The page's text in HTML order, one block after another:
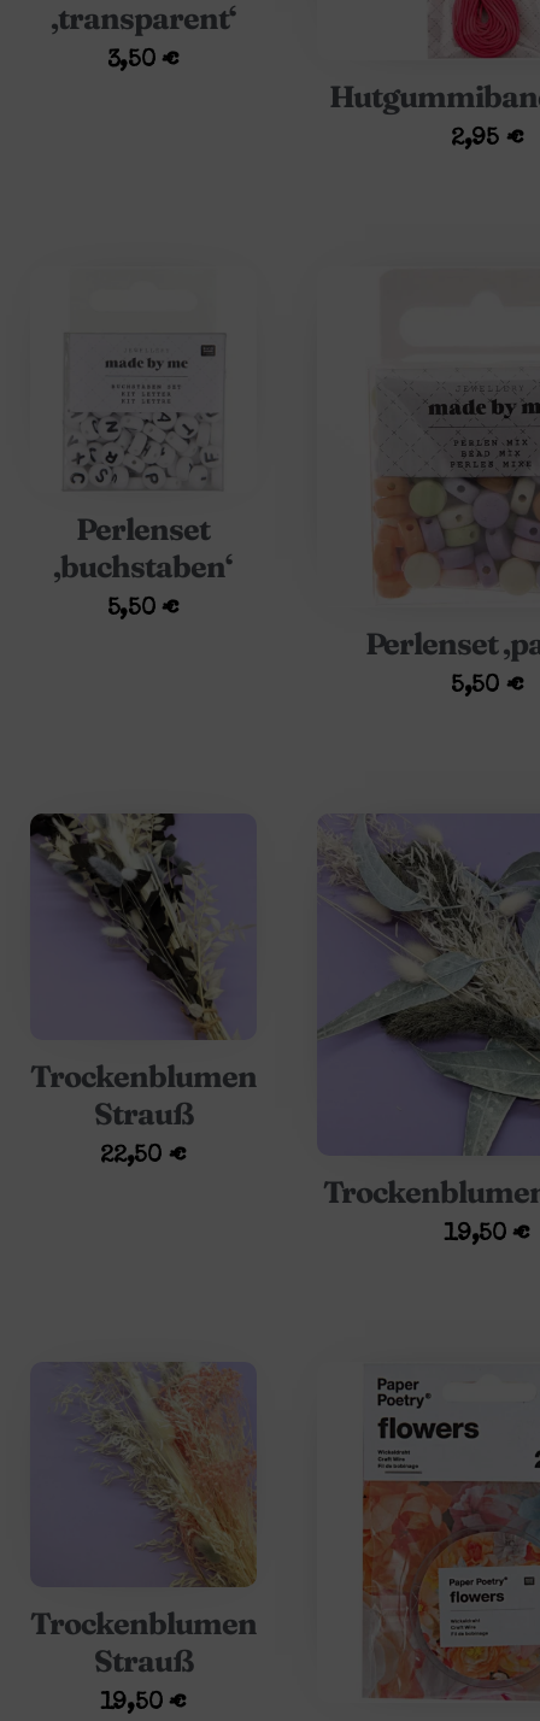
‚transparent‘
3,50€
2,95 €
Perlenset
‚buchstaben‘
5,50€
Perlenset
5,50 €
Trockenblumen
Strauß
22,50 €
19,50€
Trockenblumen
Strauß
19,50€